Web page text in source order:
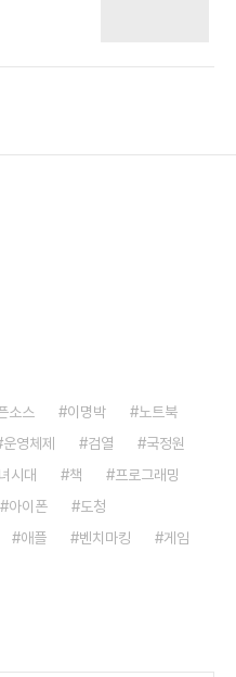
소스 이명박
노트북
운영체제 검열
국정원
시대 책
프로그래밍
아이폰
도청
애플 벤치마킹 게임